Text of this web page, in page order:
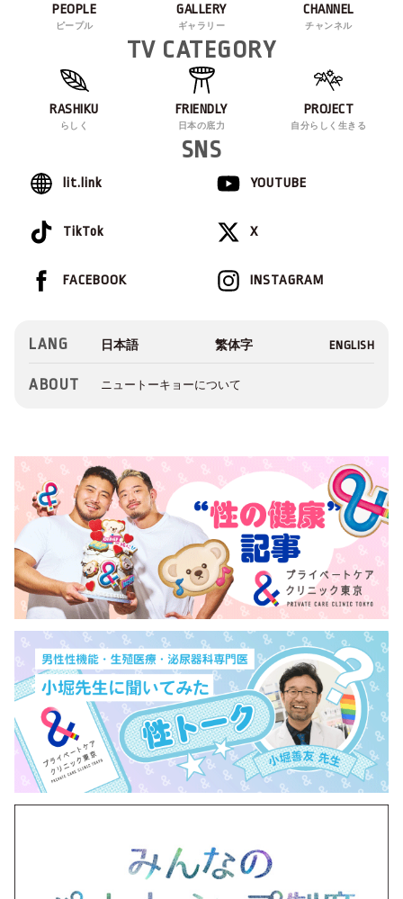
PEOPLE
ピープル
GALLERY
ギャラリー
CHANNEL
チャンネル
TV CATEGORY
RASHIKU
らしく
FRIENDLY
日本の底力
PROJECT
自分らしく生きる
SNS
lit.link YOUTUBE
TikTok X
INSTAGRAM
FACEBOOK
LANG
ABOUT ニュートーキョーについて